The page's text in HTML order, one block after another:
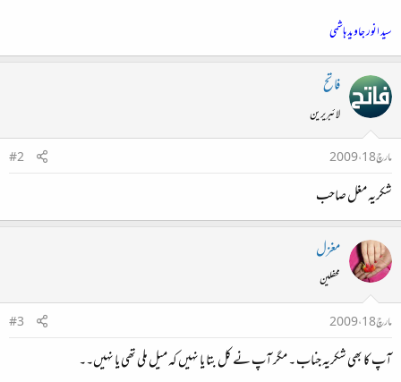
سید انور جاوید ہاشمی
فاتح
لائبریرین
مارچ 18، 2009
#2
شکریہ مغل صاحب
مغزل
محفلین
مارچ 18، 2009
#3
آپ کا بھی شکریہ جناب ۔ مگر آپ نے کل بتا یا نہیں کہ میل ملی تھی یا نہیں۔۔